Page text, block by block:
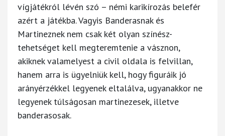
vígjátékról lévén szó – némi karikírozás belefér
azért a játékba. Vagyis Banderasnak és
Martineznek nem csak két olyan színész-
tehetséget kell megteremtenie a vásznon,
akiknek valamelyest a civil oldala is felvillan,
hanem arra is ügyelniük kell, hogy figuráik jó
arányérzékkel legyenek eltalálva, ugyanakkor ne
legyenek túlságosan martinezesek, illetve
banderasosak.